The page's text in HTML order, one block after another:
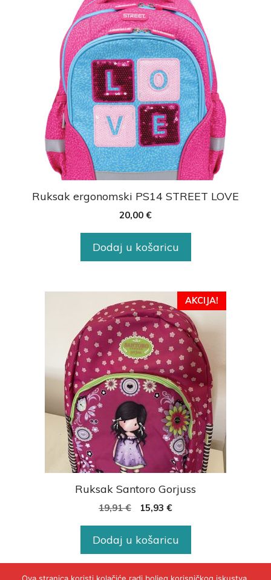
Ruksak ergonomski PS14 STREET LOVE
20,00 €
Dodaj u košaricu
AKCIJA!
Ruksak Santoro Gorjuss
19,91€ 15,93 €
Dodaj u košaricu